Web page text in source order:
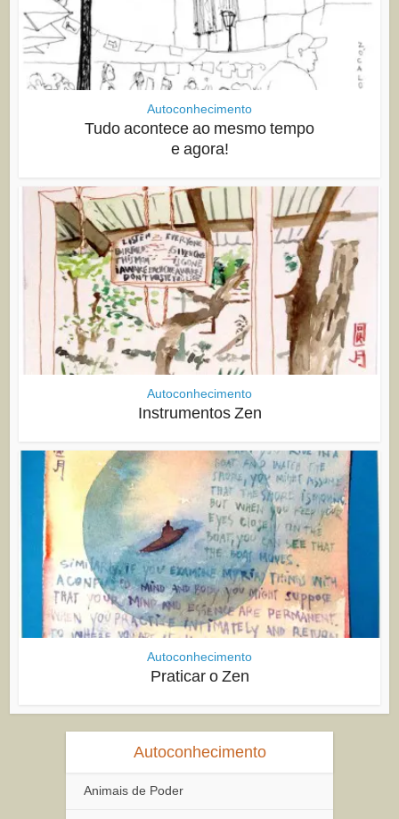
Autoconhecimento
Tudo acontece ao mesmo tempo
e agora!
Autoconhecimento
Instrumentos Zen
Autoconhecimento
Praticar o Zen
Autoconhecimento
Animais de Poder